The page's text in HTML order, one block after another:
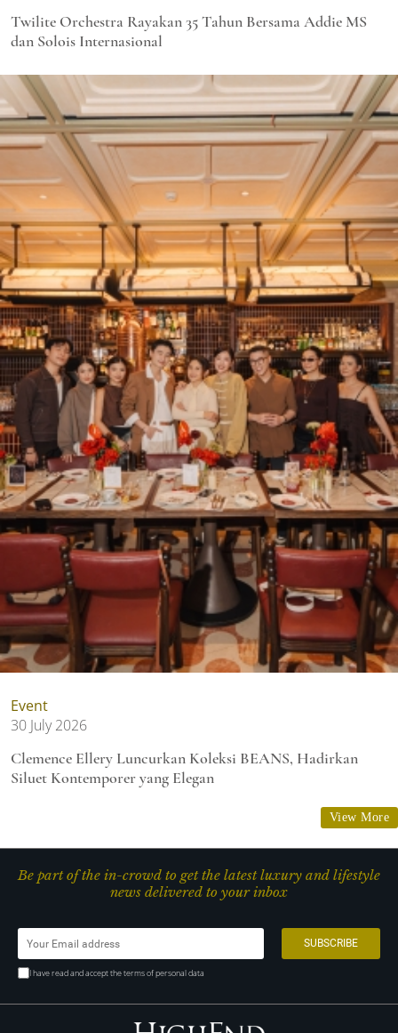
Twilite Orchestra Rayakan 35 Tahun Bersama Addie MS
dan Solois Internasional
Event
30 July 2026
Clemence Ellery Luncurkan Koleksi BEANS, Hadirkan
Siluet Kontemporer yang Elegan
View More
Be part of the in-crowd to get the latest luxury and lifestyle
news delivered to your inbox
I have read and accept the terms of personal data